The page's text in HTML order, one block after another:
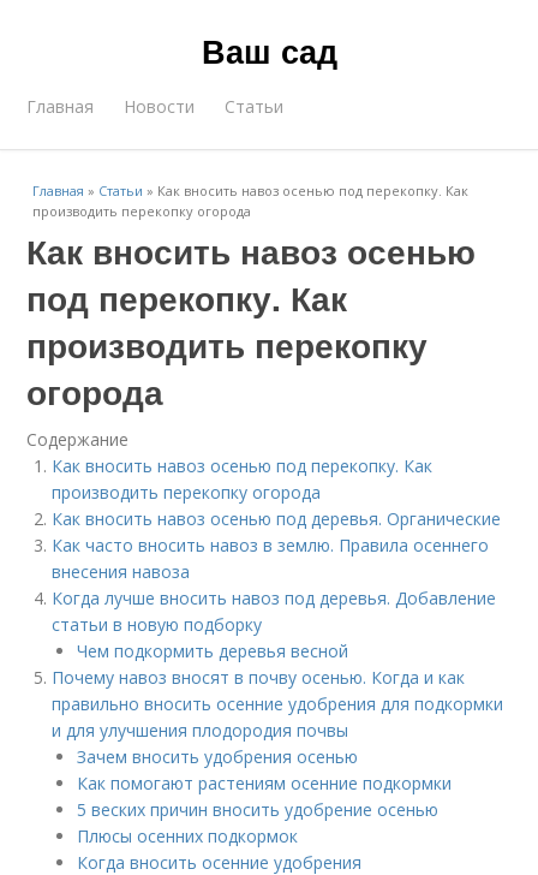
Ваш сад
Главная Новости Статьи
Главная » Статьи » Как вносить навоз осенью под перекопку. Как
производить перекопку огорода
Как вносить навоз осенью
под перекопку. Как
производить перекопку
огорода
Содержание
Как вносить навоз осенью под перекопку. Как
производить перекопку огорода
Как вносить навоз осенью под деревья. Органические
Как часто вносить навоз в землю. Правила осеннего
внесения навоза
Когда лучше вносить навоз под деревья. Добавление
статьи в новую подборку
Чем подкормить деревья весной
Почему навоз вносят в почву осенью. Когда и как
правильно вносить осенние удобрения для подкормки
и для улучшения плодородия почвы
Зачем вносить удобрения осенью
Как помогают растениям осенние подкормки
5 веских причин вносить удобрение осенью
Плюсы осенних подкормок
Когда вносить осенние удобрения